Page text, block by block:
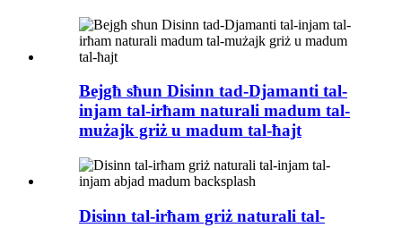
Bejgħ sħun Disinn tad-Djamanti tal-
injam tal-irħam naturali madum tal-
mużajk griż u madum tal-ħajt
Disinn tal-irħam griż naturali tal-